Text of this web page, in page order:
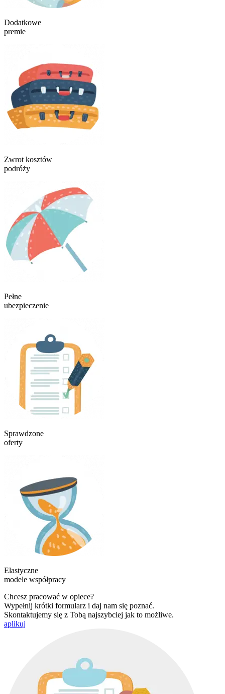
Dodatkowe
premie
Zwrot kosztów
podróży
Pełne
ubezpieczenie
Sprawdzone
oferty
Elastyczne
modele współpracy
Chcesz pracować w opiece?
Wypełnij krótki formularz i daj nam się poznać.
Skontaktujemy się z Tobą najszybciej jak to możliwe.
aplikuj